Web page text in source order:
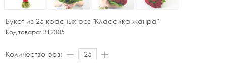
Букет из 25 красных роз "Классика жанра"
Код товара: 312005
Количество роз: